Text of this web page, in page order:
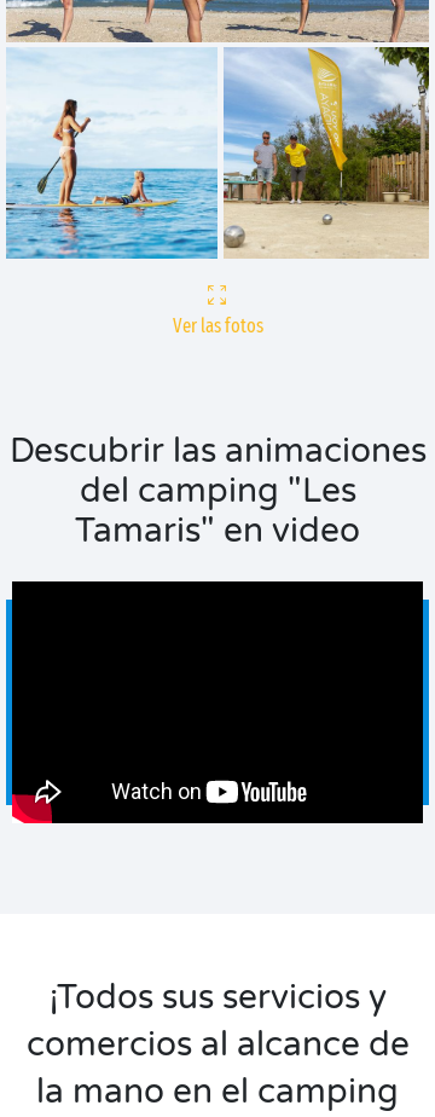
Ver las fotos
Descubrir las animaciones
del camping "Les
Tamaris" en video
¡Todos sus servicios y
comercios al alcance de
la mano en el camping